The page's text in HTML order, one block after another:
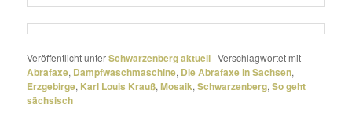
Veröffentlicht unterSchwarzenberg aktuell |Verschlagwortet mit
Abrafaxe, Dampfwaschmaschine, Die Abrafaxe in Sachsen,
Erzgebirge, Karl Louis Krauß,Mosaik,Schwarzenberg,So geht
sächsisch